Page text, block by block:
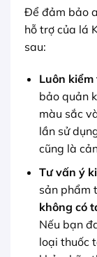
Để đảm bảo
hỗ trợ của lá
sau:
Luôn
bảo quản
màu sắc
lần sử
cũng là
Tư vấn ý
sản phẩm
không có
Nếu bạn
loại thuốc